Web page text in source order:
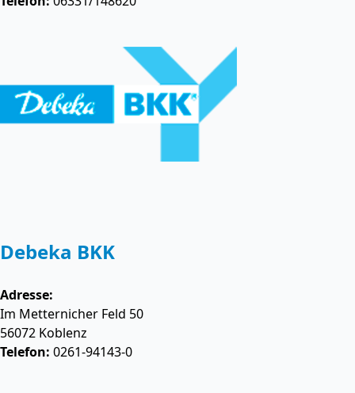
Debeka BKK
Adresse:
Im Metternicher Feld 50
56072 Koblenz
Telefon: 0261-94143-0